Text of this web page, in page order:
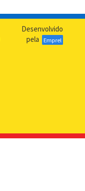
Desenvolvido
pela
Emprel